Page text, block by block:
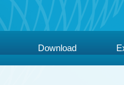
Download